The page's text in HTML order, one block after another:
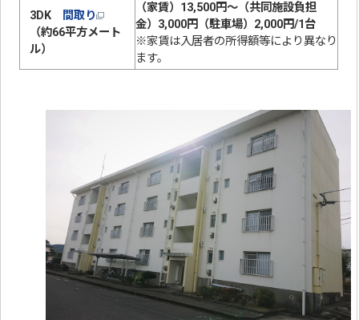
3DK
間取り
（約66平方メート
ル）
（家賃）13,500円～（共同施設負担
金）3,000円（駐車場）2,000円/1台
※家賃は入居者の所得額等により異なり
ます。